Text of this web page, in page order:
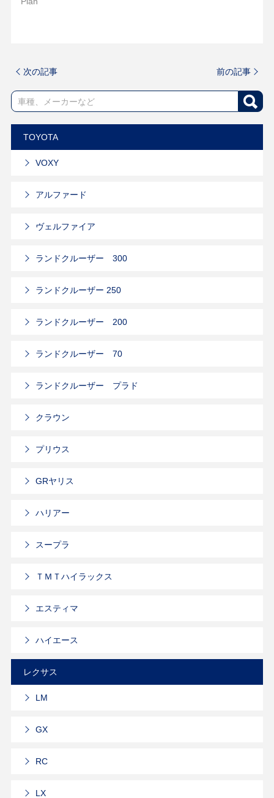
次の記事 前の記事
TOYOTA
VOXY
アルファード
ヴェルファイア
ランドクルーザー 300
ランドクルーザー 250
ランドクルーザー 200
ランドクルーザー 70
ランドクルーザー プラド
クラウン
プリウス
GRヤリス
ハリアー
スープラ
ＴＭＴハイラックス
エスティマ
ハイエース
レクサス
LM
GX
RC
LX